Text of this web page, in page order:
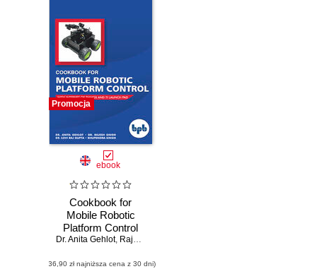
Promocja
ebook
Cookbook for
Mobile Robotic
Platform Control
Dr. Anita Gehlot, Rajesh Singh
(36,90 zł najniższa cena z 30 dni)